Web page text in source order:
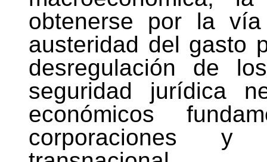
obtenerse por la
austeridad del gasto
desregulación de
seguridad jurídica
económicos
corporaciones